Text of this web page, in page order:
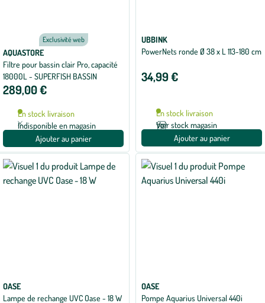
Exclusivité web
AQUASTORE
Filtre pour bassin clair Pro, capacité
18000L - SUPERFISH BASSIN
289,00 €
En stock livraison
Indisponible en magasin
Ajouter au panier
UBBINK
PowerNets ronde Ø 38 x L 113-180 cm
34,99 €
En stock livraison
Voir stock magasin
Ajouter au panier
OASE
Lampe de rechange UVC Oase - 18 W
OASE
Pompe Aquarius Universal 440i